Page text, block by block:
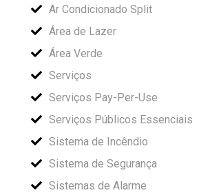
Ar Condicionado Split
Área de Lazer
Área Verde
Serviços
Serviços Pay-Per-Use
Serviços Públicos Essenciais
Sistema de Incêndio
Sistema de Segurança
Sistemas de Alarme